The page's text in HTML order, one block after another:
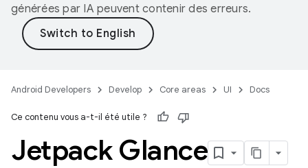
générées par IA peuvent contenir des erreurs.
Android Developers Develop Core areas UI Docs
Ce contenu vous a-t-il été utile ?
Jetpack Glance